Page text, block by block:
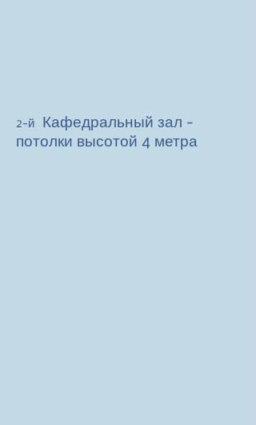
2-й
Кафедральный зал -
потолки высотой 4 метра